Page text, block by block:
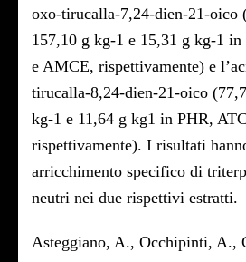
oxo-tirucalla-7,24-dien-21-oico
157,10 g kg-1 e 15,31 g kg-1 in
e AMCE, rispettivamente) e
tirucalla-8,24-dien-21-oico
kg-1 e 11,64 g kg1 in PHR,
rispettivamente). I risultati
arricchimento specifico di
neutri nei due rispettivi estratti.
Asteggiano, A., Occhipinti, A.,